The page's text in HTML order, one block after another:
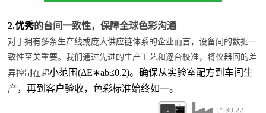
2.优秀的台间一致性，保障全球色彩沟通
对于拥有多条生产线或庞大供应链体系的企业而言，设备间的数据一
致性至关重要。我们通过先进的生产工艺和逐台校准，将仪器间的差
异控制在超小范围(ΔE∗ab≤0.2)。确保从实验室配方到车间生
产，再到客户验收，色彩标准始终如一。